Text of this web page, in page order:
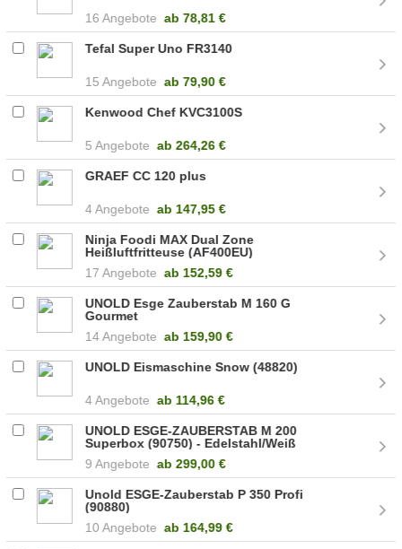
16 Angebote ab 78,81 €
Tefal Super Uno FR3140
15 Angebote ab 79,90 €
Kenwood Chef KVC3100S
5 Angebote ab 264,26 €
GRAEF CC 120 plus
4 Angebote ab 147,95 €
Ninja Foodi MAX Dual Zone
Heißluftfritteuse (AF400EU)
17 Angebote ab 152,59 €
UNOLD Esge Zauberstab M 160 G
Gourmet
14 Angebote ab 159,90 €
UNOLD Eismaschine Snow (48820)
4 Angebote ab 114,96 €
UNOLD ESGE-ZAUBERSTAB M 200
Superbox (90750) - Edelstahl/Weiß
9 Angebote ab 299,00 €
Unold ESGE-Zauberstab P 350 Profi
(90880)
10 Angebote ab 164,99 €